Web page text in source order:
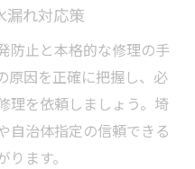
漏れ対応策
防止と本格的な修理の手
原因を正確に把握し、必
理を依頼しましょう。埼
自治体指定の信頼できる
ます。